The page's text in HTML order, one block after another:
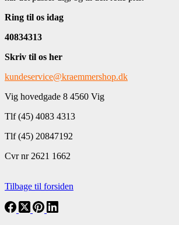
Ring til os idag
40834313
Skriv til os her
kundeservice@kraemmershop.dk
Vig hovedgade 8 4560 Vig
Tlf (45) 4083 4313
Tlf (45) 20847192
Cvr nr 2621 1662
Tilbage til forsiden